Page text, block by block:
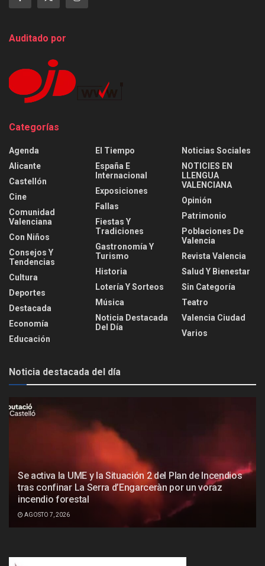
Auditado por
Categorías
Agenda
Alicante
Castellón
Cine
Comunidad
Valenciana
Con Niños
Consejos Y
Tendencias
Cultura
Deportes
Destacada
Economía
Educación
El Tiempo
España E
Internacional
Exposiciones
Fallas
Fiestas Y
Tradiciones
Gastronomía Y
Turismo
Historia
Lotería Y Sorteos
Música
Noticia Destacada
Del Día
Noticias Sociales
NOTICIES EN
LLENGUA
VALENCIANA
Opinión
Patrimonio
Poblaciones De
Valencia
Revista Valencia
Salud Y Bienestar
Sin Categoría
Teatro
Valencia Ciudad
Varios
Noticia destacada del día
Se activa la UME y la Situación 2 del Plan de Incendios
tras confinar La Serra d’Engarceràn por un voraz
incendio forestal
AGOSTO 7, 2026